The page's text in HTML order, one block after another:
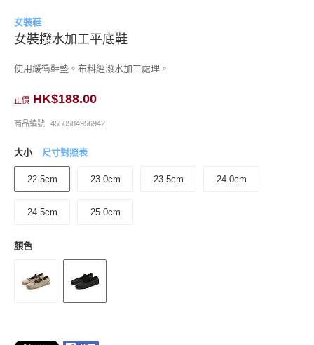
女裝鞋
女裝撥水加工平底鞋
使用緩衝鞋墊。布料經潑水加工處理。
正價 HK$188.00
商品編號 4550584956942
大小 尺寸對照表
22.5cm 23.0cm 23.5cm 24.0cm
24.5cm 25.0cm
顏色